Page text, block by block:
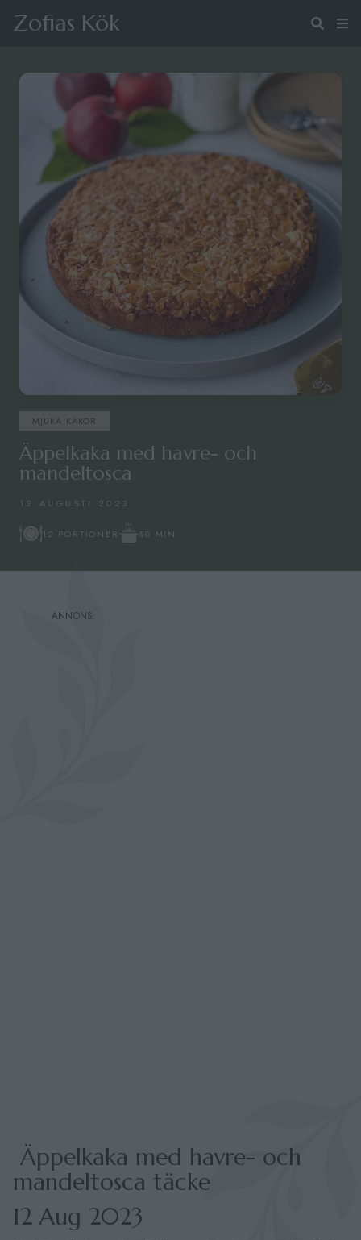
Zofias Kök
MJUKA KAKOR
Äppelkaka med havre- och
mandeltosca
12 AUGUSTI 2023
12 PORTIONER 50 MIN
Äppelkaka med havre- och
mandeltosca täcke
12 Aug 2023